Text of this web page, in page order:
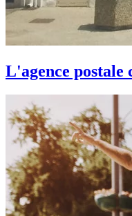
L'agence postale